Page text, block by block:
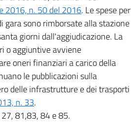
2016, n. 50 del 2016. Le spese per
gara sono rimborsate alla stazione
giorni dall'aggiudicazione. La
o aggiuntive avviene
oneri finanziari a carico della
le pubblicazioni sulla
delle infrastrutture e dei trasporti
n. 33.
81,83, 84 e 85.